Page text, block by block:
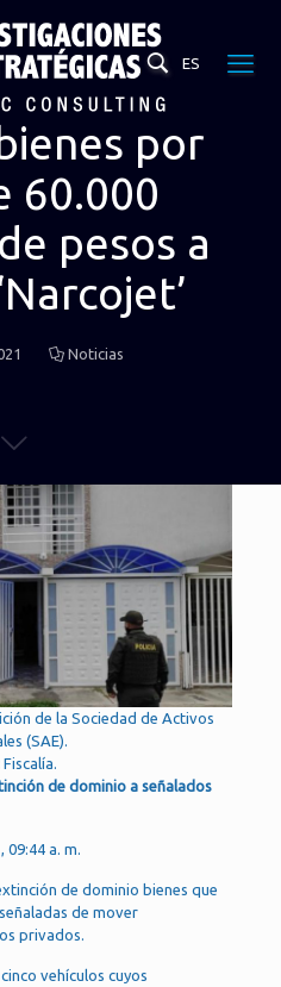
ES
por
60.000
pesos a
Noticias
de la Sociedad de Activos
(SAE).
Fiscalía.
de dominio a señalados
09:44 a. m.
de dominio bienes que
de mover
privados.
vehículos cuyos